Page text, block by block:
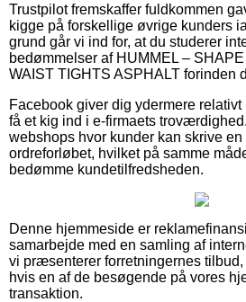
Trustpilot fremskaffer fuldkommen
kigge på forskellige øvrige kunders
grund går vi ind for, at du studerer
bedømmelser af HUMMEL –
WAIST TIGHTS ASPHALT forinden
Facebook giver dig ydermere
få et kig ind i e-firmaets
webshops hvor kunder kan skrive
ordreforløbet, hvilket på samme
bedømme kundetilfredsheden.
Denne hjemmeside er
samarbejde med en samling af
vi præsenterer forretningernes
hvis en af de besøgende på vores
transaktion.